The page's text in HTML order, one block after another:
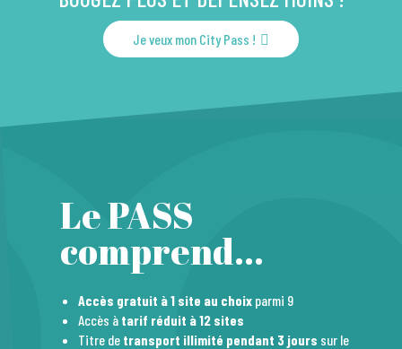
Je veux mon City Pass !
Le PASS
comprend...
Accès gratuit à 1 site au choix parmi 9
Accès à tarif réduit à 12 sites
Titre de transport illimité pendant 3 jours sur le